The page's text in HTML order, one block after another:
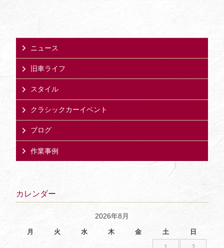
ニュース
旧車ライフ
スタイル
クラシックカーイベント
ブログ
作業事例
カレンダー
2026年8月
月 火 水 木 金 土 日